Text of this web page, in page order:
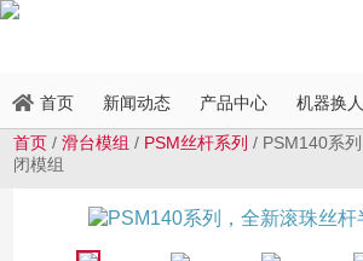
首页 新闻动态 产品中心 机器换人
首页 /滑台模组 / PSM丝杆系列 / PSM140系
闭模组